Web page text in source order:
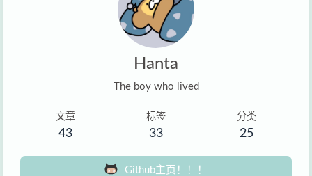
Hanta
The boy who lived
文章
43
标签
33
分类
25
Github主页！！！